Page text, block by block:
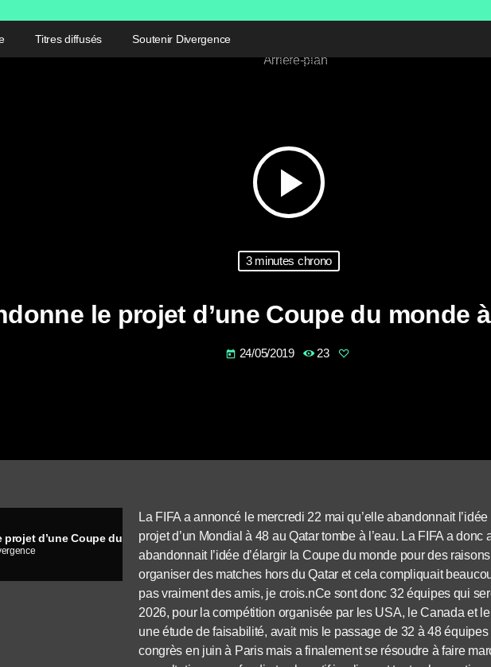
Titres diffusés Soutenir Divergence
play_arrow
3 minutes chrono
le projet d’une Coupe du monde
today 24/05/2019 23
La FIFA a annoncé le mercredi 22 mai qu’elle abandonnait
projet d’un Mondial à 48 au Qatar tombe à l’eau. La FIFA a
abandonnait l’idée d’élargir la Coupe du monde pour des
organiser des matches hors du Qatar et cela compliquait
pas vraiment des amis, je crois.nCe sont donc 32 équipes qui
2026, pour la compétition organisée par les USA, le Canada et
une étude de faisabilité, avait mis le passage de 32 à 48
congrès en juin à Paris mais a finalement se résoudre à faire